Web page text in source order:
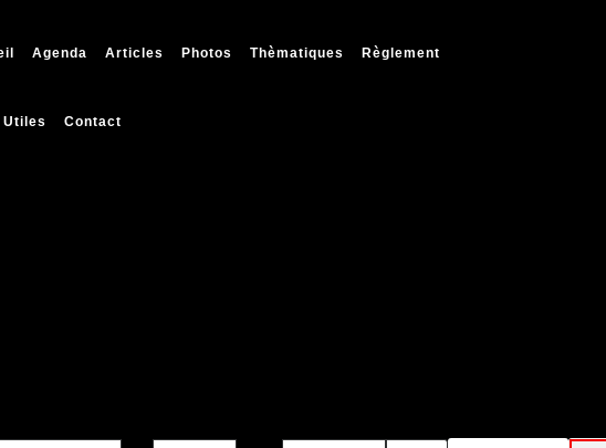
Agenda Articles Photos Thèmatiques Règlement
Utiles Contact